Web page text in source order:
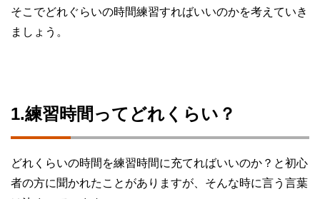
そこでどれぐらいの時間練習すればいいのかを考えていき
ましょう。
1.練習時間ってどれくらい？
どれくらいの時間を練習時間に充てればいいのか？と初心
者の方に聞かれたことがありますが、そんな時に言う言葉